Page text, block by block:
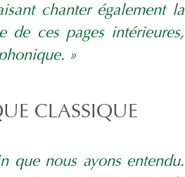
chanter également la
de ces pages intérieures,
»
CLASSIQUE
que nous ayons entendu.